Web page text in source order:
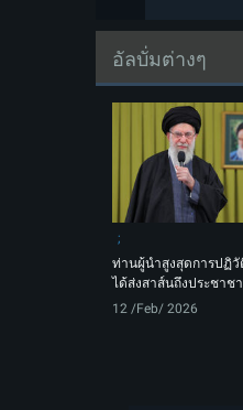
อัลบั่มต่างๆ
ท่านผู้นำสูงสุดการปฏิวั
ได้ส่งสาส์นถึงประชาช
12 /Feb/ 2026